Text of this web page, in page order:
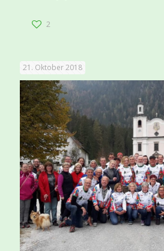
2
21. Oktober 2018